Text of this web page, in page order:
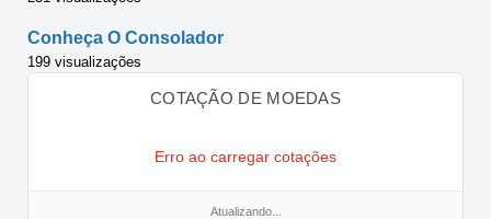
Conheça O Consolador
199 visualizações
COTAÇÃO DE MOEDAS
Erro ao carregar cotações
Atualizando...